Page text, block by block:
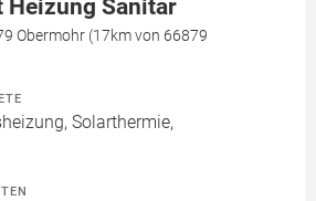
Heizung Sanitär
Obermohr (17km von 66879
Solarthermie,